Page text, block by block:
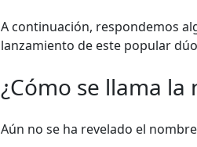
A continuación, respondemos
lanzamiento de este popular
¿Cómo se llama la
Aún no se ha revelado el